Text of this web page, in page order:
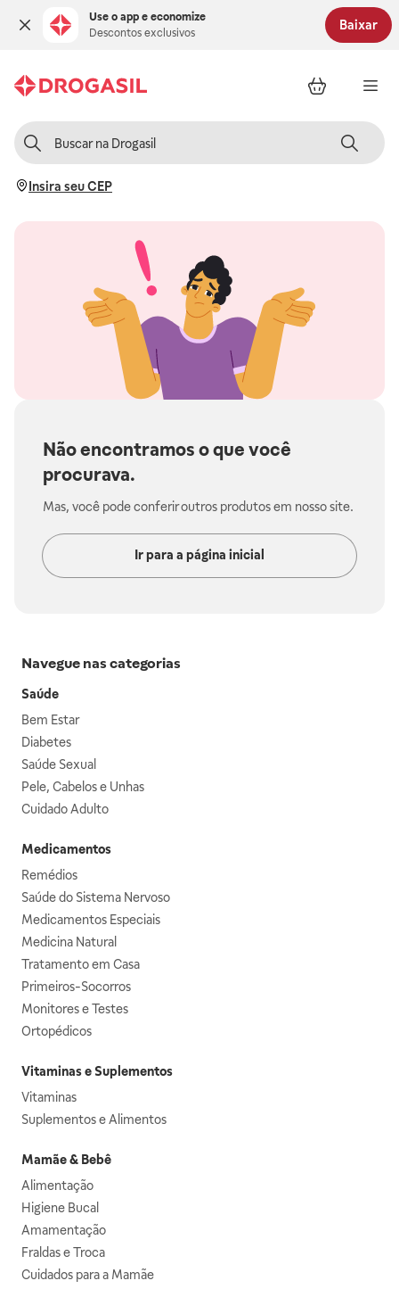
Use o app e economize
Descontos exclusivos
Baixar
Insira seu CEP
Não encontramos o que você
procurava.
Mas, você pode conferir outros produtos em nosso site.
Ir para a página inicial
Navegue nas categorias
Saúde
Bem Estar
Diabetes
Saúde Sexual
Pele, Cabelos e Unhas
Cuidado Adulto
Medicamentos
Remédios
Saúde do Sistema Nervoso
Medicamentos Especiais
Medicina Natural
Tratamento em Casa
Primeiros-Socorros
Monitores e Testes
Ortopédicos
Vitaminas e Suplementos
Vitaminas
Suplementos e Alimentos
Mamãe & Bebê
Alimentação
Higiene Bucal
Amamentação
Fraldas e Troca
Cuidados para a Mamãe